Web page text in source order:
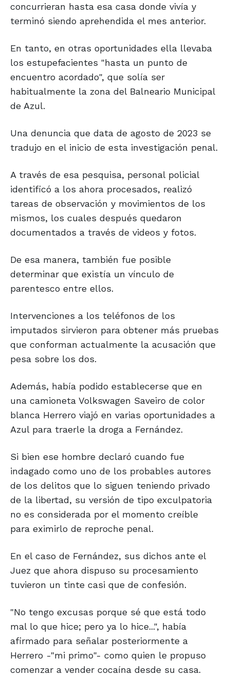
concurrieran hasta esa casa donde vivía y
terminó siendo aprehendida el mes anterior.
En tanto, en otras oportunidades ella llevaba
los estupefacientes "hasta un punto de
encuentro acordado", que solía ser
habitualmente la zona del Balneario Municipal
de Azul.
Una denuncia que data de agosto de 2023 se
tradujo en el inicio de esta investigación penal.
A través de esa pesquisa, personal policial
identificó a los ahora procesados, realizó
tareas de observación y movimientos de los
mismos, los cuales después quedaron
documentados a través de videos y fotos.
De esa manera, también fue posible
determinar que existía un vínculo de
parentesco entre ellos.
Intervenciones a los teléfonos de los
imputados sirvieron para obtener más pruebas
que conforman actualmente la acusación que
pesa sobre los dos.
Además, había podido establecerse que en
una camioneta Volkswagen Saveiro de color
blanca Herrero viajó en varias oportunidades a
Azul para traerle la droga a Fernández.
Si bien ese hombre declaró cuando fue
indagado como uno de los probables autores
de los delitos que lo siguen teniendo privado
de la libertad, su versión de tipo exculpatoria
no es considerada por el momento creíble
para eximirlo de reproche penal.
En el caso de Fernández, sus dichos ante el
Juez que ahora dispuso su procesamiento
tuvieron un tinte casi que de confesión.
"No tengo excusas porque sé que está todo
mal lo que hice; pero ya lo hice...", había
afirmado para señalar posteriormente a
Herrero -"mi primo"- como quien le propuso
comenzar a vender cocaína desde su casa.